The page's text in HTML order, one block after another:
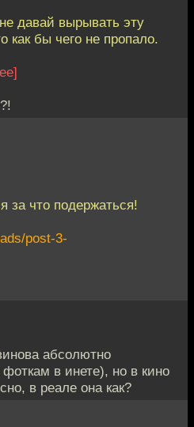
давай вырывать эту
как бы чего не пропало.
за что подержаться!
post-3-
абсолютно
в инете), но в кино
в реале она как?